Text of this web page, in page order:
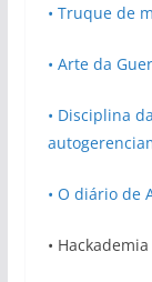
• Truque de
• Arte da
• Disciplina
• O diário de
• Hackademia